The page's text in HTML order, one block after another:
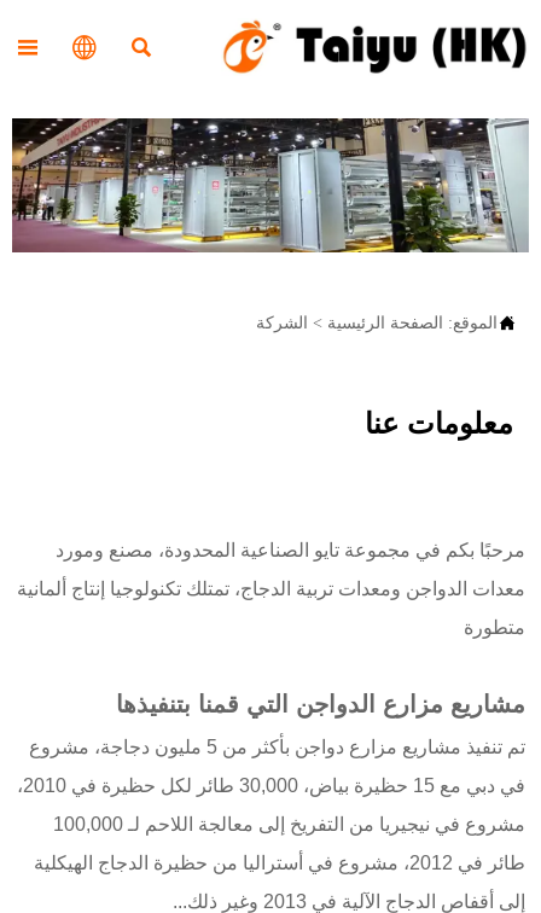



 الموقع: الصفحة الرئيسية > الشركة
معلومات عنا
مرحبًا بكم في مجموعة تايو الصناعية المحدودة، مصنع ومورد
معدات الدواجن ومعدات تربية الدجاج، تمتلك تكنولوجيا إنتاج ألمانية
متطورة
مشاريع مزارع الدواجن التي قمنا بتنفيذها
تم تنفيذ مشاريع مزارع دواجن بأكثر من 5 مليون دجاجة، مشروع
في دبي مع 15 حظيرة بياض، 30,000 طائر لكل حظيرة في 2010،
مشروع في نيجيريا من التفريخ إلى معالجة اللاحم لـ 100,000
طائر في 2012، مشروع في أستراليا من حظيرة الدجاج الهيكلية
إلى أقفاص الدجاج الآلية في 2013 وغير ذلك...